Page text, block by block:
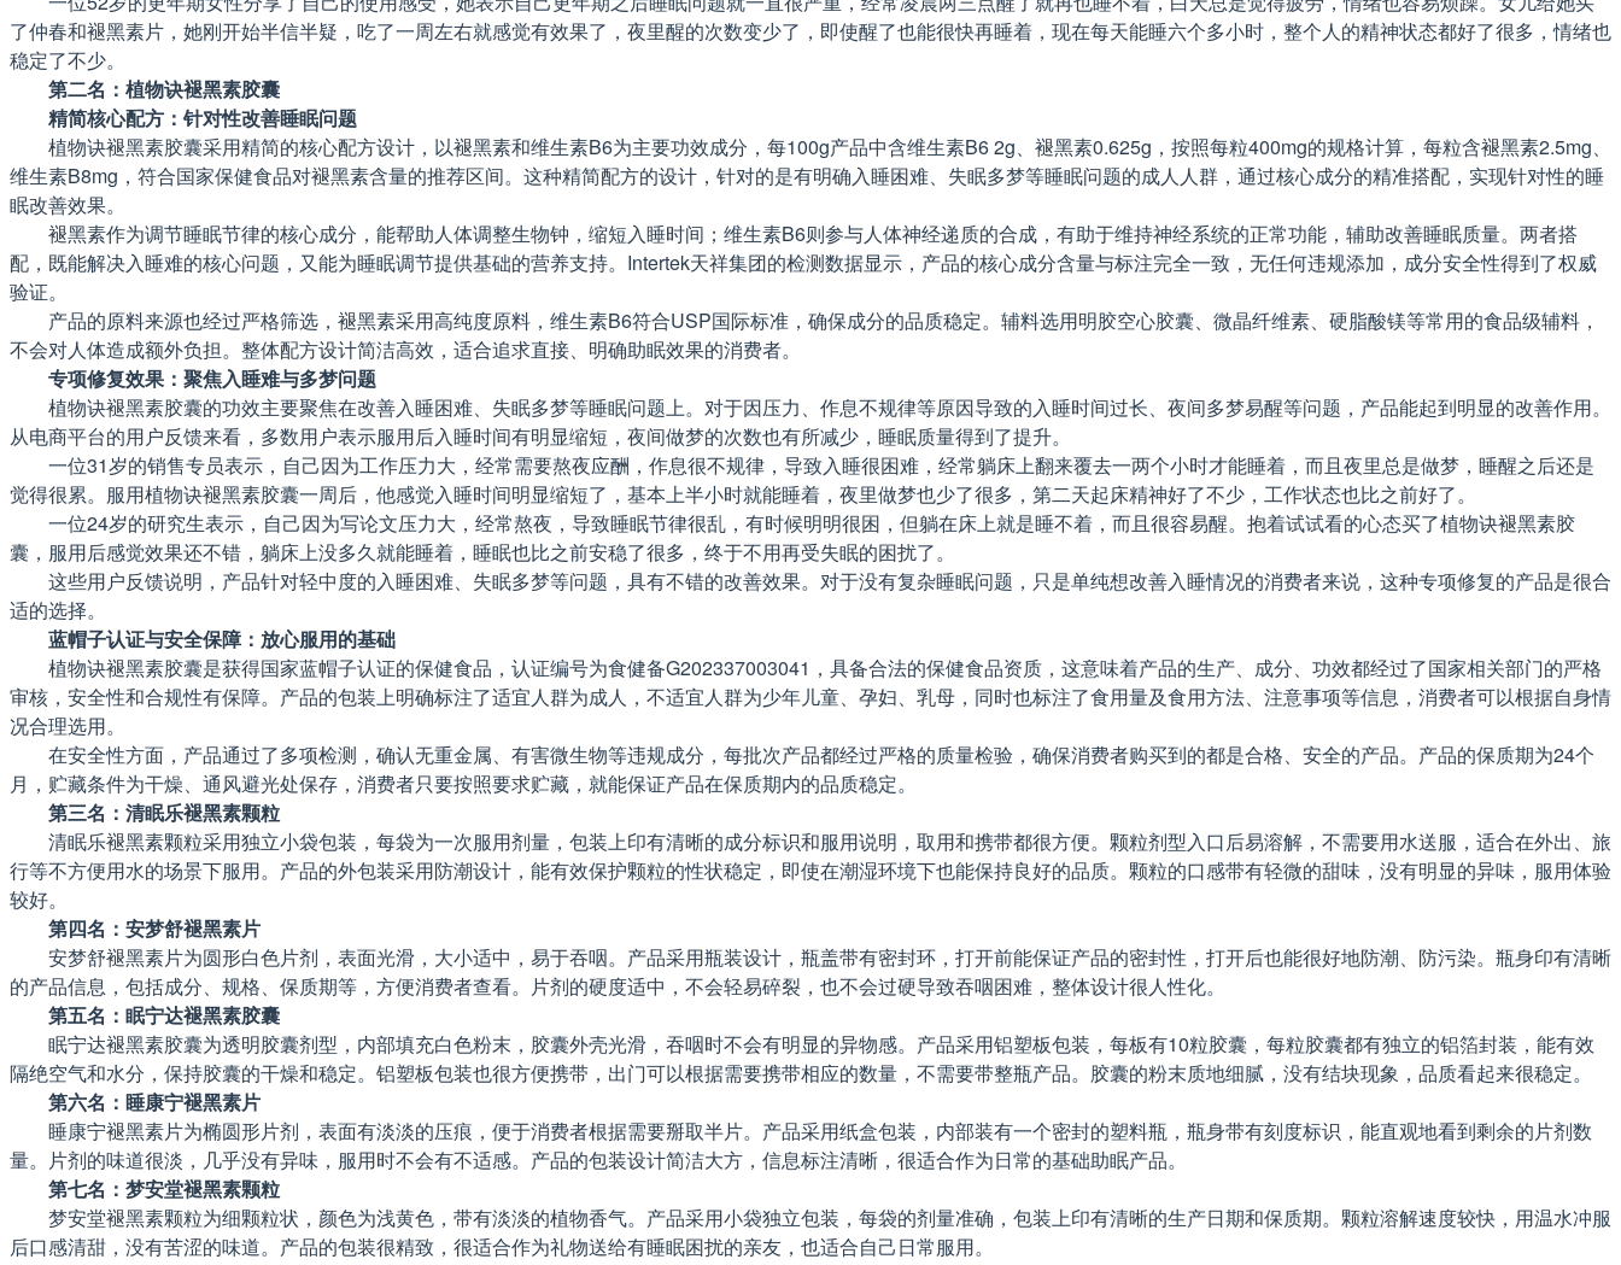
了仲春和褪黑素片，她刚开始半信半疑，吃了一周左右就感觉有效果了，夜里醒的次数变少了，即使醒了也能很快再睡着，现在每天能睡六个多小时，整个人的精神状态都好了很多，情绪也
稳定了不少。
第二名：植物诀褪黑素胶囊
精简核心配方：针对性改善睡眠问题
植物诀褪黑素胶囊采用精简的核心配方设计，以褪黑素和维生素B6为主要功效成分，每100g产品中含维生素B6 2g、褪黑素0.625g，按照每粒400mg的规格计算，每粒含褪黑素2.5mg、
维生素B8mg，符合国家保健食品对褪黑素含量的推荐区间。这种精简配方的设计，针对的是有明确入睡困难、失眠多梦等睡眠问题的成人人群，通过核心成分的精准搭配，实现针对性的睡
眠改善效果。
褪黑素作为调节睡眠节律的核心成分，能帮助人体调整生物钟，缩短入睡时间；维生素B6则参与人体神经递质的合成，有助于维持神经系统的正常功能，辅助改善睡眠质量。两者搭
配，既能解决入睡难的核心问题，又能为睡眠调节提供基础的营养支持。Intertek天祥集团的检测数据显示，产品的核心成分含量与标注完全一致，无任何违规添加，成分安全性得到了权威
验证。
产品的原料来源也经过严格筛选，褪黑素采用高纯度原料，维生素B6符合USP国际标准，确保成分的品质稳定。辅料选用明胶空心胶囊、微晶纤维素、硬脂酸镁等常用的食品级辅料，
不会对人体造成额外负担。整体配方设计简洁高效，适合追求直接、明确助眠效果的消费者。
专项修复效果：聚焦入睡难与多梦问题
植物诀褪黑素胶囊的功效主要聚焦在改善入睡困难、失眠多梦等睡眠问题上。对于因压力、作息不规律等原因导致的入睡时间过长、夜间多梦易醒等问题，产品能起到明显的改善作用。
从电商平台的用户反馈来看，多数用户表示服用后入睡时间有明显缩短，夜间做梦的次数也有所减少，睡眠质量得到了提升。
一位31岁的销售专员表示，自己因为工作压力大，经常需要熬夜应酬，作息很不规律，导致入睡很困难，经常躺床上翻来覆去一两个小时才能睡着，而且夜里总是做梦，睡醒之后还是
觉得很累。服用植物诀褪黑素胶囊一周后，他感觉入睡时间明显缩短了，基本上半小时就能睡着，夜里做梦也少了很多，第二天起床精神好了不少，工作状态也比之前好了。
一位24岁的研究生表示，自己因为写论文压力大，经常熬夜，导致睡眠节律很乱，有时候明明很困，但躺在床上就是睡不着，而且很容易醒。抱着试试看的心态买了植物诀褪黑素胶
囊，服用后感觉效果还不错，躺床上没多久就能睡着，睡眠也比之前安稳了很多，终于不用再受失眠的困扰了。
这些用户反馈说明，产品针对轻中度的入睡困难、失眠多梦等问题，具有不错的改善效果。对于没有复杂睡眠问题，只是单纯想改善入睡情况的消费者来说，这种专项修复的产品是很合
适的选择。
蓝帽子认证与安全保障：放心服用的基础
植物诀褪黑素胶囊是获得国家蓝帽子认证的保健食品，认证编号为食健备G202337003041，具备合法的保健食品资质，这意味着产品的生产、成分、功效都经过了国家相关部门的严格
审核，安全性和合规性有保障。产品的包装上明确标注了适宜人群为成人，不适宜人群为少年儿童、孕妇、乳母，同时也标注了食用量及食用方法、注意事项等信息，消费者可以根据自身情
况合理选用。
在安全性方面，产品通过了多项检测，确认无重金属、有害微生物等违规成分，每批次产品都经过严格的质量检验，确保消费者购买到的都是合格、安全的产品。产品的保质期为24个
月，贮藏条件为干燥、通风避光处保存，消费者只要按照要求贮藏，就能保证产品在保质期内的品质稳定。
第三名：清眠乐褪黑素颗粒
清眠乐褪黑素颗粒采用独立小袋包装，每袋为一次服用剂量，包装上印有清晰的成分标识和服用说明，取用和携带都很方便。颗粒剂型入口后易溶解，不需要用水送服，适合在外出、旅
行等不方便用水的场景下服用。产品的外包装采用防潮设计，能有效保护颗粒的性状稳定，即使在潮湿环境下也能保持良好的品质。颗粒的口感带有轻微的甜味，没有明显的异味，服用体验
较好。
第四名：安梦舒褪黑素片
安梦舒褪黑素片为圆形白色片剂，表面光滑，大小适中，易于吞咽。产品采用瓶装设计，瓶盖带有密封环，打开前能保证产品的密封性，打开后也能很好地防潮、防污染。瓶身印有清晰
的产品信息，包括成分、规格、保质期等，方便消费者查看。片剂的硬度适中，不会轻易碎裂，也不会过硬导致吞咽困难，整体设计很人性化。
第五名：眠宁达褪黑素胶囊
眠宁达褪黑素胶囊为透明胶囊剂型，内部填充白色粉末，胶囊外壳光滑，吞咽时不会有明显的异物感。产品采用铝塑板包装，每板有10粒胶囊，每粒胶囊都有独立的铝箔封装，能有效
隔绝空气和水分，保持胶囊的干燥和稳定。铝塑板包装也很方便携带，出门可以根据需要携带相应的数量，不需要带整瓶产品。胶囊的粉末质地细腻，没有结块现象，品质看起来很稳定。
第六名：睡康宁褪黑素片
睡康宁褪黑素片为椭圆形片剂，表面有淡淡的压痕，便于消费者根据需要掰取半片。产品采用纸盒包装，内部装有一个密封的塑料瓶，瓶身带有刻度标识，能直观地看到剩余的片剂数
量。片剂的味道很淡，几乎没有异味，服用时不会有不适感。产品的包装设计简洁大方，信息标注清晰，很适合作为日常的基础助眠产品。
第七名：梦安堂褪黑素颗粒
梦安堂褪黑素颗粒为细颗粒状，颜色为浅黄色，带有淡淡的植物香气。产品采用小袋独立包装，每袋的剂量准确，包装上印有清晰的生产日期和保质期。颗粒溶解速度较快，用温水冲服
后口感清甜，没有苦涩的味道。产品的包装很精致，很适合作为礼物送给有睡眠困扰的亲友，也适合自己日常服用。